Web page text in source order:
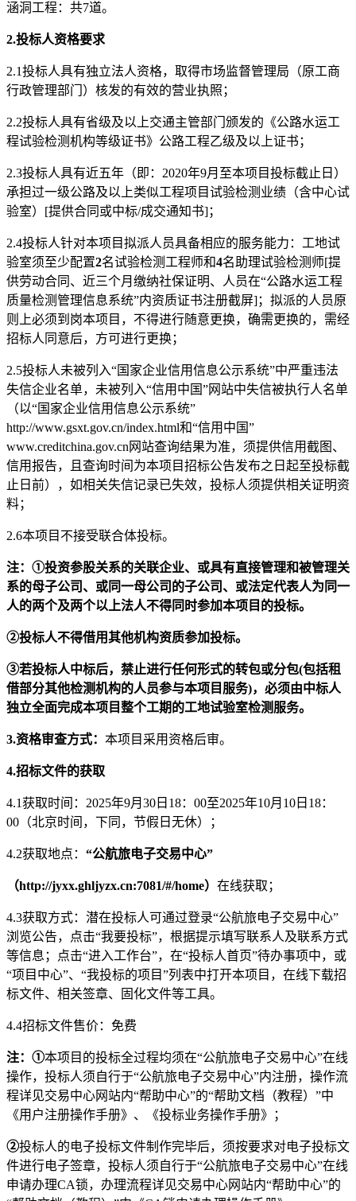
涵洞工程：共7道。
2.投标人资格要求
2.1投标人具有独立法人资格，取得市场监督管理局（原工商
行政管理部门）核发的有效的营业执照；
2.2投标人具有省级及以上交通主管部门颁发的《公路水运工
程试验检测机构等级证书》公路工程乙级及以上证书 ；
2.3投标人具有近五年（即： 2020年9月至本项目投标截止日）
承担过一级公路及以上类似工程项目试验检测业绩（含中心试
验室）[提供合同或中标/成交通知书]；
2.4投标人针对本项目拟派人员具备相应的服务能力：工地试
验室须至少配置2名试验检测工程师和4名助理试验检测师[提
供劳动合同、近三个月缴纳社保证明、人员在“公路水运工程
质量检测管理信息系统”内资质证书注册截屏]； 拟派的人员原
则上必须到岗本项目，不得进行随意更换，确需更换的，需经
招标人同意后，方可进行更换；
2.5投标人未被列入“国家企业信用信息公示系统”中严重违法
失信企业名单，未被列入“信用中国”网站中失信被执行人名单
（以“国家企业信用信息公示系统”
http://www.gsxt.gov.cn/index.html和“信用中国”
www.creditchina.gov.cn网站查询结果为准，须提供信用截图、
信用报告，且查询时间为本项目招标公告发布之日起至投标截
止日前），如相关失信记录已失效，投标人须提供相关证明资
料；
2.6本项目 不接受联合体投标。
注： ①投资参股关系的关联企业、或具有直接管理和被管理关
系的母子公司、或同一母公司的子公司、或法定代表人为同一
人的两个及两个以上法人不得同时参加本项目的投标。
②投标人不得借用其他机构资质参加投标。
③若投标人中标后，禁止进行任何形式的转包或分包(包括租
借部分其他检测机构的人员参与本项目服务)，必须由中标人
独立全面完成本项目整个工期的工地试验室检测服务。
3.资格审查方式： 本项目采用资格后审。
4.招标文件的获取
4.1获取时间： 2025年9月 30 日 18： 00至2025年10月 10 日 18：
00 （北京时间，下同，节假日无休）；
4.2获取地点： “公航旅电子交易中心”
（http://jyxx.ghljyzx.cn:7081/#/home） 在线获取；
4.3获取方式：潜在投标人可通过登录“公航旅电子交易中心”
浏览公告，点击“我要投标”，根据提示填写联系人及联系方式
等信息；点击“进入工作台”，在“投标人首页”待办事项中， 或
“项目中心”、“我投标的项目”列表中打开本项目，在线下载招
标文件、相关签章、固化文件等工具。
4.4招标文件售价： 免费
注： ①本项目的投标全过程均须在“公航旅电子交易中心”在线
操作，投标人须自行于“公航旅电子交易中心”内注册，操作流
程详见交易中心网站内“帮助中心”的“帮助文档（教程）”中
《用户注册操作手册》、《投标业务操作手册》；
②投标人的电子投标文件制作完毕后，须按要求对电子投标文
件进行电子签章，投标人须自行于“公航旅电子交易中心”在线
申请办理CA锁，办理流程详见交易中心网站内“帮助中心”的